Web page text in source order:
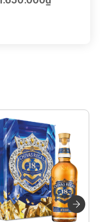
75cl | 14.5%